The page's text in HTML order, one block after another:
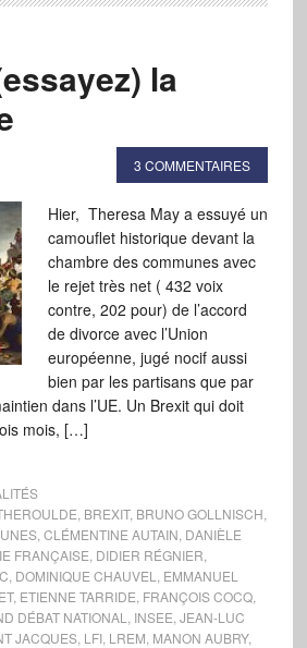
la
3 COMMENTAIRES
Hier, Theresa May a essuyé un
camouflet historique devant la
chambre des communes avec
le rejet très net ( 432 voix
contre, 202 pour) de l’accord
de divorce avec l’Union
européenne, jugé nocif aussi
bien par les partisans que par
dans l’UE. Un Brexit qui doit
mois, […]
BREXIT, BRUNO GOLLNISCH
, CLÉMENTINE AUTAIN DANIÈLE
FRANÇAISE DIDIER RÉGNIER
DOMINIQUE CHAUVEL
EMMANUEL
, ETIENNE TARRIDE FRANÇOIS COCQ,
DÉBAT NATIONAL INSEE JEAN-LUC
JACQUES, LFI, LREM MANON AUBRY,